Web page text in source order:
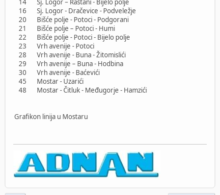
16 Sj. Logor - Dračevice - Podveležje
20 Bišće polje - Potoci - Podgorani
21 Bišće polje – Potoci - Humi
22 Bišće polje - Potoci - Bijelo polje
23 Vrh avenije - Potoci
28 Vrh avenije - Buna - Žitomislići
29 Vrh avenije – Buna - Hodbina
30 Vrh avenije - Baćevići
45 Mostar - Uzarići
48 Mostar - Čitluk - Međugorje - Hamzići
Grafikon linija u Mostaru